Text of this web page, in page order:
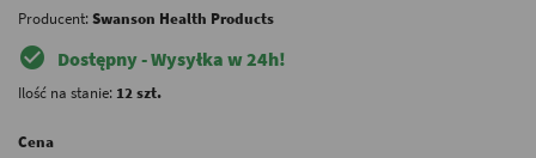
Producent:Swanson Health Products
check_circle Dostępny - Wysyłka w 24h!
Ilość na stanie: 12 szt.
Cena